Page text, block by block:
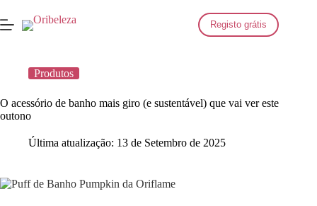
para
o
Registo grátis
Produtos
O acessório de banho mais giro (e sustentável) que vai ver este
outono
Última atualização: 13 de Setembro de 2025